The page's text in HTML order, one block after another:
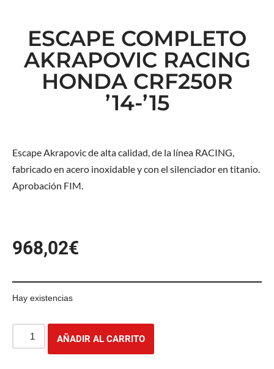
ESCAPE COMPLETO
AKRAPOVIC RACING
HONDA CRF250R
’14-’15
Escape Akrapovic de alta calidad, de la línea RACING,
fabricado en acero inoxidable y con el silenciador en titanio.
Aprobación FIM.
968,02€
Hay existencias
AÑADIR AL CARRITO